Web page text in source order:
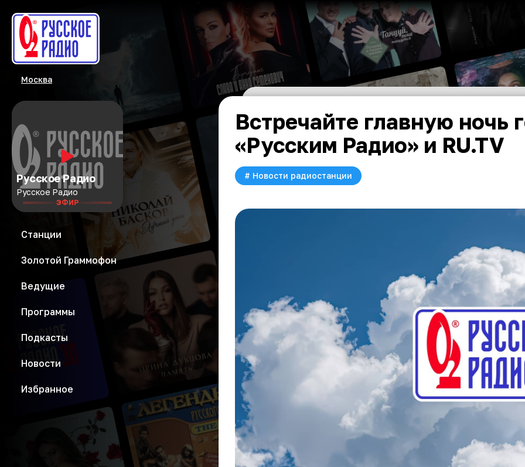
Москва
Русское Радио
Русское Радио
ЭФИР
Станции
Золотой Граммофон
Ведущие
Программы
Подкасты
Новости
Избранное
Встречайте главную ночь
«Русским Радио» и RU.TV
# Новости радиостанции